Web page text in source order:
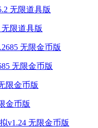
限道具版
无限金币版
金币版